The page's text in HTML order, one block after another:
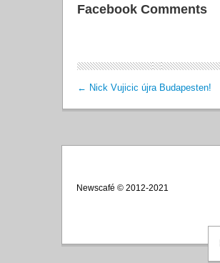
Facebook Comments
← Nick Vujicic újra Budapesten!
Newscafé © 2012-2021